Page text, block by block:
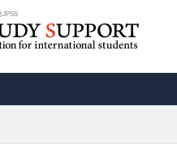
JPSS